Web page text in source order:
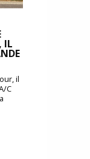
IL
il
C